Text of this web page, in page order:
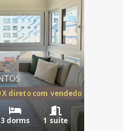
direto com vendedor
3 dorms 1 suíte